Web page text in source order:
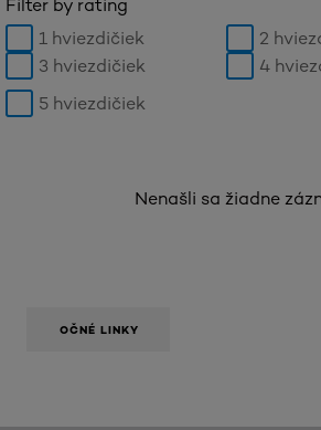
Filter by rating
1 hviezdičiek
2
3 hviezdičiek
4
5 hviezdičiek
Nenašli sa žiadne
OČNÉ LINKY